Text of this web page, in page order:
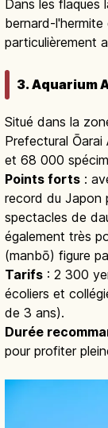
Dans les flaques
bernard-
particulièrement
3. Aquarium
Situé dans la
Prefectural
et 68 000
Points forts :
record du Japon
spectacles de
également très
(manbō) figure
Tarifs : 2 300
écoliers et
de 3 ans).
Durée
pour profiter